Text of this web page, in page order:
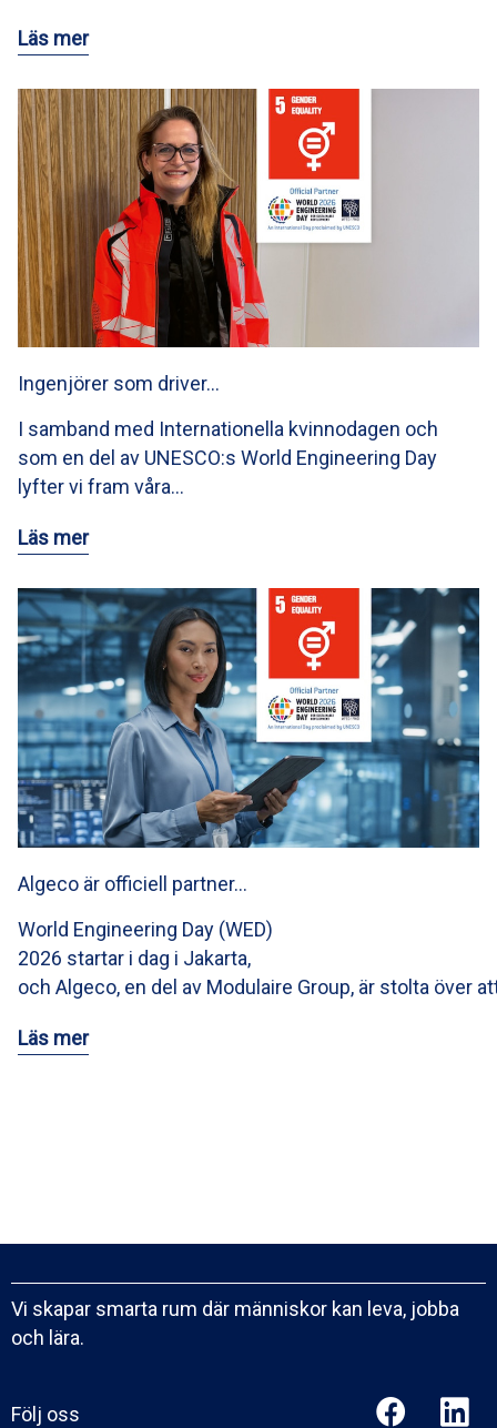
Läs mer
Ingenjörer som driver…
I samband med Internationella kvinnodagen och
som en del av UNESCO:s World Engineering Day
lyfter vi fram våra…
Läs mer
Algeco är officiell partner…
World Engineering Day (WED)
2026 startar i dag i Jakarta,
och Algeco, en del av Modulaire Group, är stolta över
Läs mer
Vi skapar smarta rum där människor kan leva, jobba
och lära.
Följ oss